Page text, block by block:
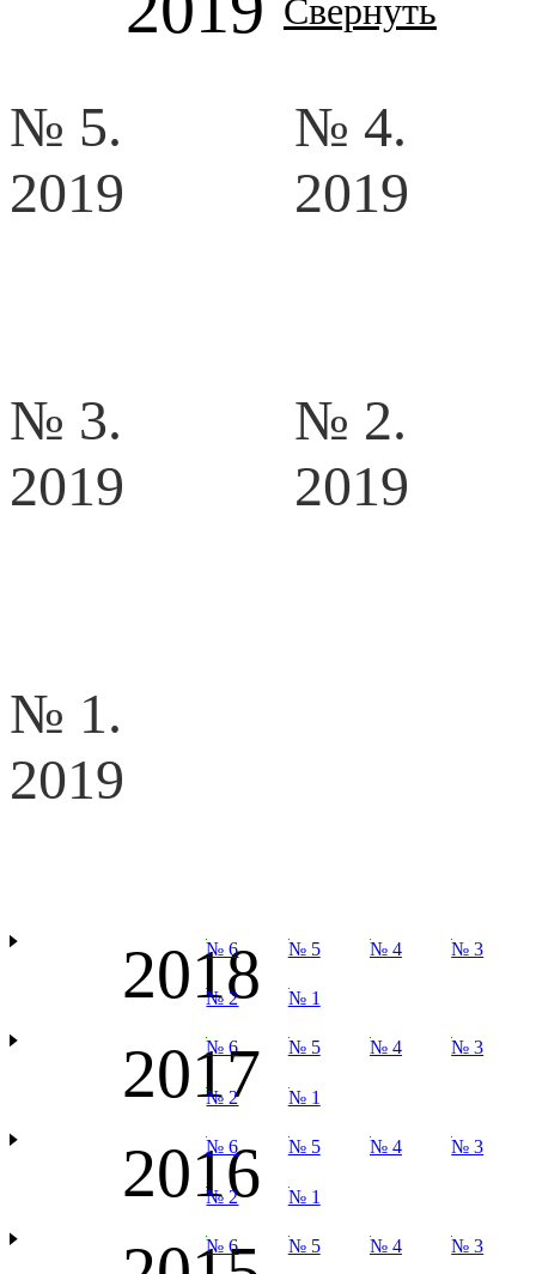
Свернуть
№ 5.
2019
№ 4.
2019
№ 3.
2019
№ 2.
2019
№ 1.
2019
2018
№ 6 № 5 № 4 № 3
№ 2 № 1
2017
№ 6 № 5 № 4 № 3
№ 2 № 1
2016
№ 6 № 5 № 4 № 3
№ 2 № 1
№ 6 № 5 № 4 № 3